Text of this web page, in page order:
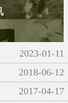
2023-01-11
2018-06-12
2017-04-17